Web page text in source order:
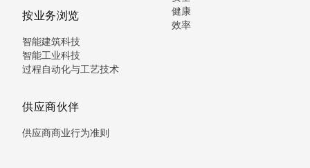
按业务浏览
智能建筑科技
智能工业科技
过程自动化与工艺技术
供应商伙伴
供应商商业行为准则
健康
效率